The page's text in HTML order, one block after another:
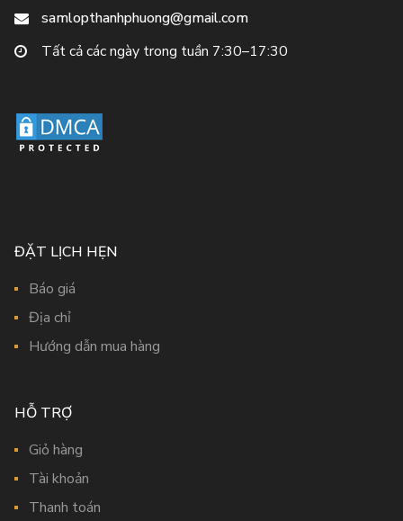
samlopthanhphuong@gmail.com
Tất cả các ngày trong tuần 7:30–17:30
ĐẶT LỊCH HẸN
Báo giá
Địa chỉ
Hướng dẫn mua hàng
HỖ TRỢ
Giỏ hàng
Tài khoản
Thanh toán